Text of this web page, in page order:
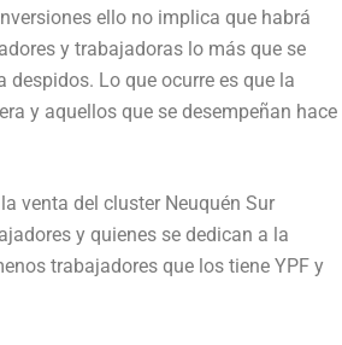
ello no implica que habrá
y trabajadoras lo más que se
Lo que ocurre es que la
y aquellos que se desempeñan hace
venta del cluster Neuquén Sur
y quienes se dedican a la
trabajadores que los tiene YPF y